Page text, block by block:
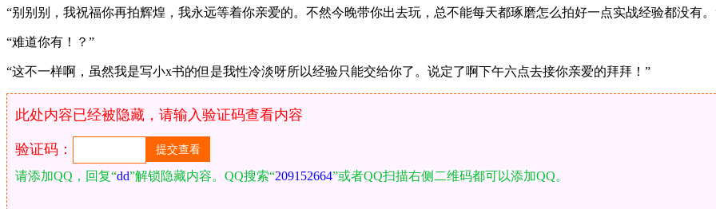
“别别别，我祝福你再拍辉煌，我永远等着你亲爱的。不然今晚带你出去玩，总不能每天都琢磨怎么拍好一点实战经验都没有。
“难道你有！？”
“这不一样啊，虽然我是写小x书的但是我性冷淡呀所以经验只能交给你了。说定了啊下午六点去接你亲爱的拜拜！”
此处内容已经被隐藏，请输入验证码查看内容
验证码：
请添加QQ，回复“dd”解锁隐藏内容。QQ搜索“209152664”或者QQ扫描右侧二维码都可以添加QQ。